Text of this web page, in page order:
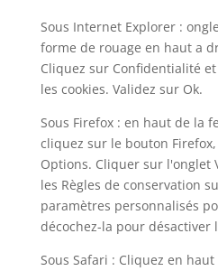
Sous Internet Explorer :
forme de rouage en haut a
Cliquez sur Confidentialité
les cookies. Validez sur Ok.
Sous Firefox : en haut de la
cliquez sur le bouton
Options. Cliquer sur l'onglet
les Règles de conservation
paramètres personnalisés
décochez-la pour désactiver
Sous Safari : Cliquez en